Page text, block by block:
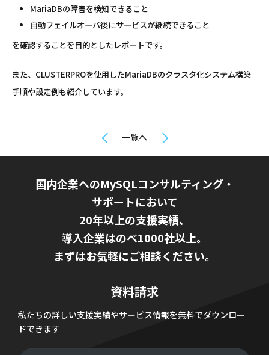
MariaDBの障害を検知できること
自動フェイルオーバ後にサービスが継続できること
を確認することを目的としたレポートです。
また、CLUSTERPROを使用したMariaDBのクラスタ化システム構築
手順や設定例も紹介しています。
一覧へ
国内企業へのMySQLコンサルティング・
サポートにおいて
20年以上の支援実績、
導入企業はのべ1000社以上。
まずはお気軽にご相談ください。
資料請求
私たちの詳しい支援実績やサービス情報を無料でダウンロー
ドできます